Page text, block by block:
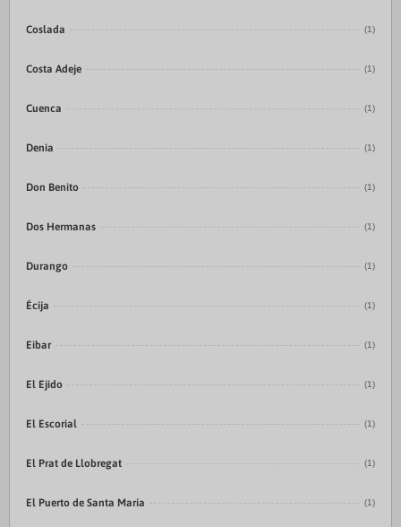
Coslada (1)
Costa Adeje (1)
Cuenca (1)
Denia (1)
Don Benito (1)
Dos Hermanas (1)
Durango (1)
Écija (1)
Eibar (1)
El Ejido (1)
El Escorial (1)
El Prat de Llobregat (1)
El Puerto de Santa María (1)